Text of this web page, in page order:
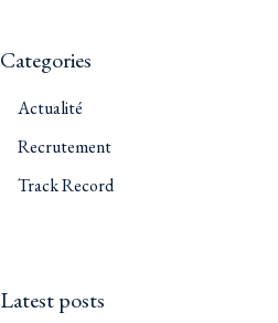
Categories
Actualité
Recrutement
Track Record
Latest posts